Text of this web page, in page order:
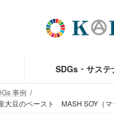
SDGs・サス
事例
大豆のペースト MASH SOY（マ